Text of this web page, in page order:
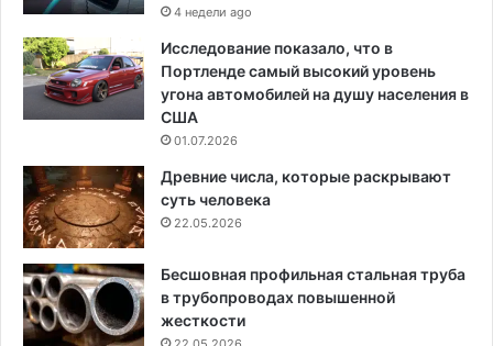
4 недели ago
Исследование показало, что в
Портленде самый высокий уровень
угона автомобилей на душу населения в
США
01.07.2026
Древние числа, которые раскрывают
суть человека
22.05.2026
Бесшовная профильная стальная труба
в трубопроводах повышенной
жесткости